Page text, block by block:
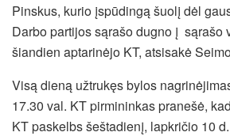
Pinskus, kurio įspūdingą šuolį dėl
Darbo partijos sąrašo dugno į sąrašo
šiandien aptarinėjo KT, atsisakė
Visą dieną užtrukęs bylos
17.30 val. KT pirmininkas pranešė,
KT paskelbs šeštadienį, lapkričio 10